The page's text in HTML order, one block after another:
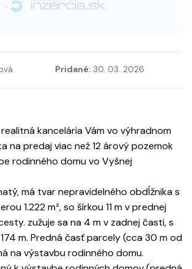
Pridané: 30. 03. 2026
kancelária Vám vo výhradnom
na predaj viac než 12 árový pozemok
rodinného domu vo Vyšnej
má tvar nepravidelného obdĺžnika s
1.222 m², so šírkou 11 m v prednej
zužuje sa na 4 m v zadnej časti, s
m. Predná časť parcely (cca 30 m od
na výstavbu rodinného domu.